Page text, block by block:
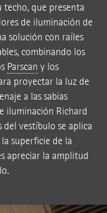
techo, que presenta
de iluminación de
solución con raíles
combinando los
Parscan y los
proyectar la luz de
a las sabias
iluminación Richard
del vestíbulo se aplica
superficie de la
apreciar la amplitud